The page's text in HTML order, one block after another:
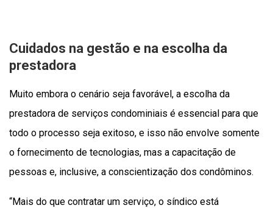
Cuidados na gestão e na escolha da
prestadora
Muito embora o cenário seja favorável, a escolha da
prestadora de serviços condominiais é essencial para que
todo o processo seja exitoso, e isso não envolve somente
o fornecimento de tecnologias, mas a capacitação de
pessoas e, inclusive, a conscientização dos condôminos.
“Mais do que contratar um serviço, o síndico está